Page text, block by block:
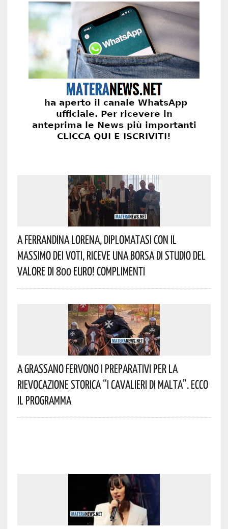
A Ferrandina Lorena, Diplomatasi Con Il
Massimo Dei Voti, Riceve Una Borsa Di Studio Del
Valore Di 800 Euro! Complimenti
A Grassano Fervono I Preparativi Per La
Rievocazione Storica “I CAVALIERI DI MALTA”. Ecco
Il Programma